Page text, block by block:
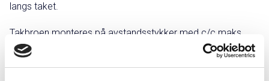
langs taket.
Takbroen monteres på avstandsstykker med c/c maks.
1200 mm på samme måte som en takstige.